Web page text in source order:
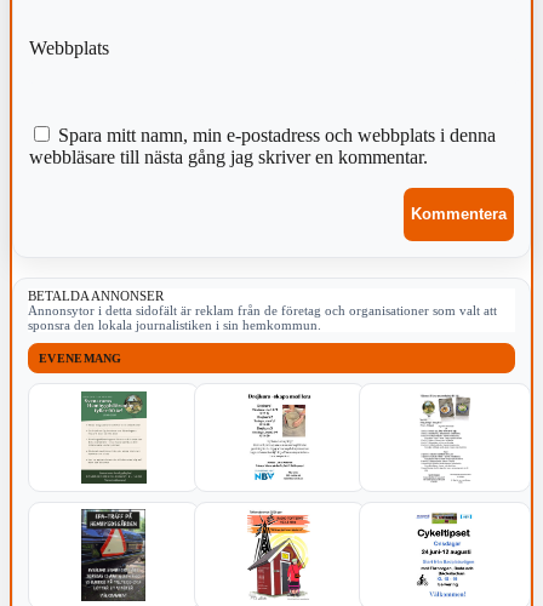
Webbplats
Spara mitt namn, min e-postadress och webbplats i denna
webbläsare till nästa gång jag skriver en kommentar.
BETALDA ANNONSER
Annonsytor i detta sidofält är reklam från de företag och organisationer som valt att
sponsra den lokala journalistiken i sin hemkommun.
EVENEMANG